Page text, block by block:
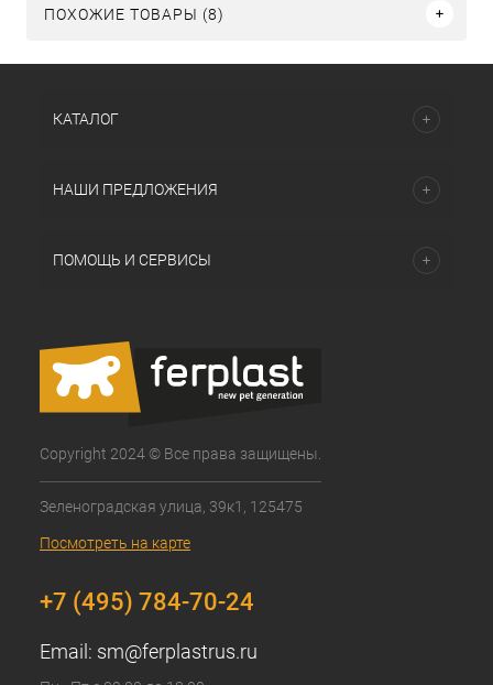
ПОХОЖИЕ ТОВАРЫ (8)
КАТАЛОГ
НАШИ ПРЕДЛОЖЕНИЯ
ПОМОЩЬ И СЕРВИСЫ
Copyright 2024 © Все права защищены.
Зеленоградская улица, 39к1, 125475
Посмотреть на карте
+7 (495) 784-70-24
Email: sm@ferplastrus.ru